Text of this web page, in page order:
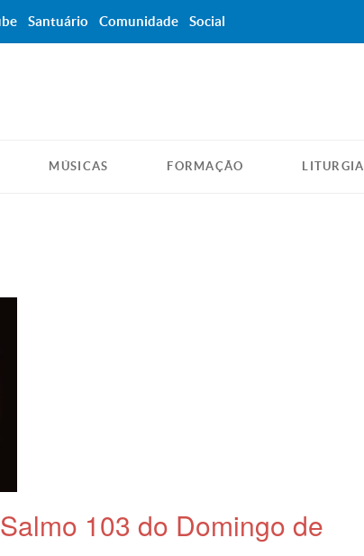
MÚSICAS FORMAÇÃO LITURGIA
103 do Domingo de
Santuário Comunidade Social